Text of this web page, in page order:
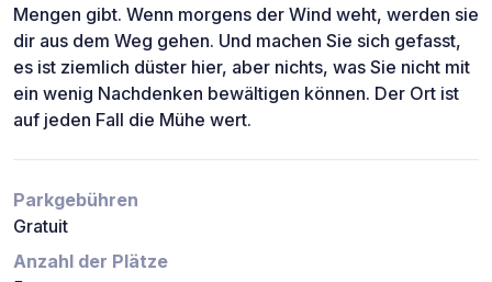
Mengen gibt. Wenn morgens der Wind weht, werden sie
dir aus dem Weg gehen. Und machen Sie sich gefasst,
es ist ziemlich düster hier, aber nichts, was Sie nicht mit
ein wenig Nachdenken bewältigen können. Der Ort ist
auf jeden Fall die Mühe wert.
Parkgebühren
Gratuit
Anzahl der Plätze